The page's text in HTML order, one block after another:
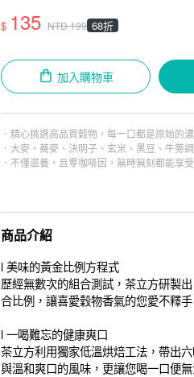
$ 135 NTD199 68折
加入購物車
．精心挑選高品質穀物，每一口都是原始的
．大麥、蕎麥、決明子、玄米、黑豆、牛蒡
．不僅滋養，且零咖啡因，無時無刻都能享
商品介紹
l 美味的黃金比例方程式
歷經無數次的組合測試，茶立方研製
合比例，讓喜愛穀物香氣的您愛不釋手
l 一喝難忘的健康爽口
茶立方利用獨家低溫烘焙工法，帶出
與溫和爽口的風味，更讓您喝一口便無